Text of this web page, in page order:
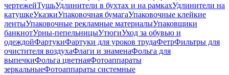
чертежейТушьУдлинители в бухтах и на рамкахУдлинители на
катушкеУказкиУпаковочная бумагаУпаковочные клейкие
лентыУпаковочные рекламные материалыУпаковщики
банкнотУрны-пепельницыУтюгиУход за обувью и
одеждойФартукиФартуки для уроков трудаФетрФильтры для
очистителя воздухаФлаги и знаменаФольга для
выпечкиФольга цветнаяФотоаппараты
зеркальныеФотоаппараты системные